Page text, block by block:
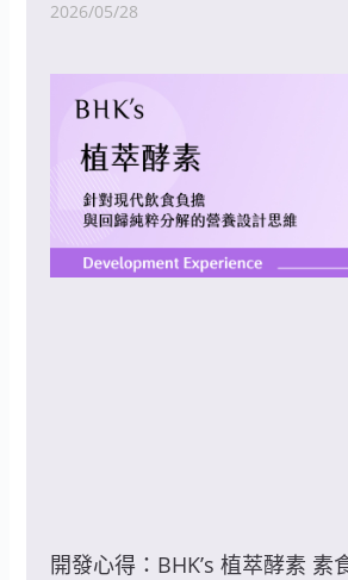
2026/05/28
開發心得：BHK’s 植萃酵素